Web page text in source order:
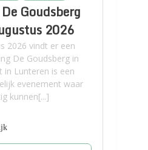
Goudsberg
2026
2026 vindt er een
De Goudsberg in
in Lunteren is een
evenement waar
kunnen[...]